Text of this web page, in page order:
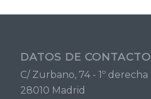
DATOS DE CONTACTO
C/ Zurbano, 74 - 1º derecha
28010 Madrid